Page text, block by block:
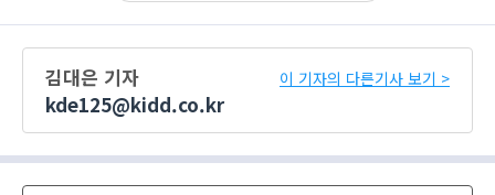
김대은 기자
kde125@kidd.co.kr
이 기자의 다른기사 보기 >